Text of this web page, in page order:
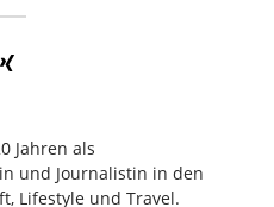
Jahren als
und Journalistin in den
Lifestyle und Travel.